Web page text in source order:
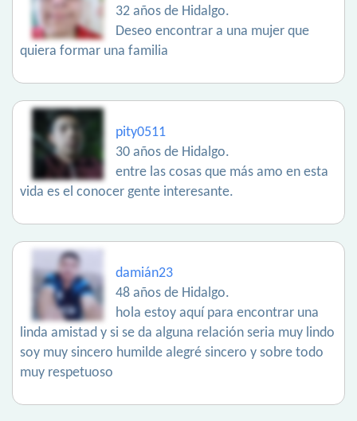
32 años de Hidalgo.
Deseo encontrar a una mujer que
quiera formar una familia
pity0511
30 años de Hidalgo.
entre las cosas que más amo en esta
vida es el conocer gente interesante.
damián23
48 años de Hidalgo.
hola estoy aquí para encontrar una
linda amistad y si se da alguna relación seria muy lindo
soy muy sincero humilde alegré sincero y sobre todo
muy respetuoso